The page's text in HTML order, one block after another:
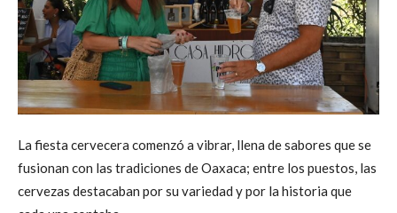
La fiesta cervecera comenzó a vibrar, llena de sabores que se
fusionan con las tradiciones de Oaxaca; entre los puestos, las
cervezas destacaban por su variedad y por la historia que